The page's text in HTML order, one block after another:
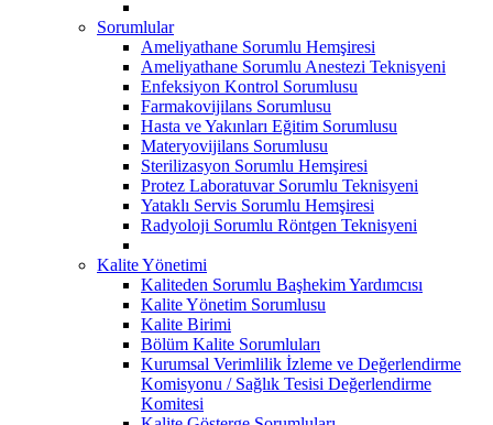
Sorumlular
Ameliyathane Sorumlu Hemşiresi
Ameliyathane Sorumlu Anestezi Teknisyeni
Enfeksiyon Kontrol Sorumlusu
Farmakovijilans Sorumlusu
Hasta ve Yakınları Eğitim Sorumlusu
Materyovijilans Sorumlusu
Sterilizasyon Sorumlu Hemşiresi
Protez Laboratuvar Sorumlu Teknisyeni
Yataklı Servis Sorumlu Hemşiresi
Radyoloji Sorumlu Röntgen Teknisyeni
Kalite Yönetimi
Kaliteden Sorumlu Başhekim Yardımcısı
Kalite Yönetim Sorumlusu
Kalite Birimi
Bölüm Kalite Sorumluları
Kurumsal Verimlilik İzleme ve Değerlendirme
Komisyonu / Sağlık Tesisi Değerlendirme
Komitesi